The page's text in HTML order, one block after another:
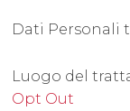
Dati Personali
Luogo del
Opt Out